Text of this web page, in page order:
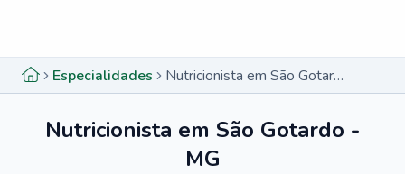
Especialidades Nutricionista em São Gotardo - MG
Nutricionista em São Gotardo -
MG